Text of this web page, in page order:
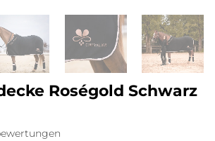
Roségold Schwarz